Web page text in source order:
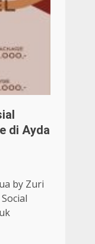
di Ayda
by Zuri